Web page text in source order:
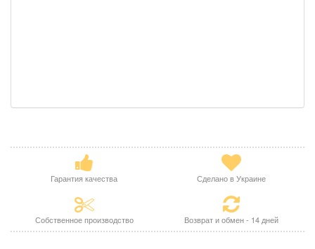
Гарантия качества Сделано в Украине
Собственное производство Возврат и обмен - 14 дней